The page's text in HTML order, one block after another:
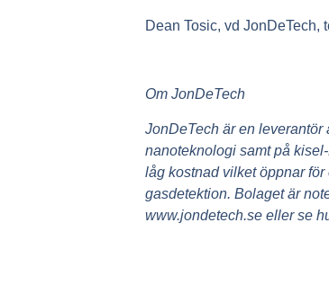
Dean Tosic, vd
Om JonDeTech
JonDeTech är en
nanoteknologi samt på
låg kostnad vilket öppnar
gasdetektion. Bolaget är
www.jondetech.se eller se